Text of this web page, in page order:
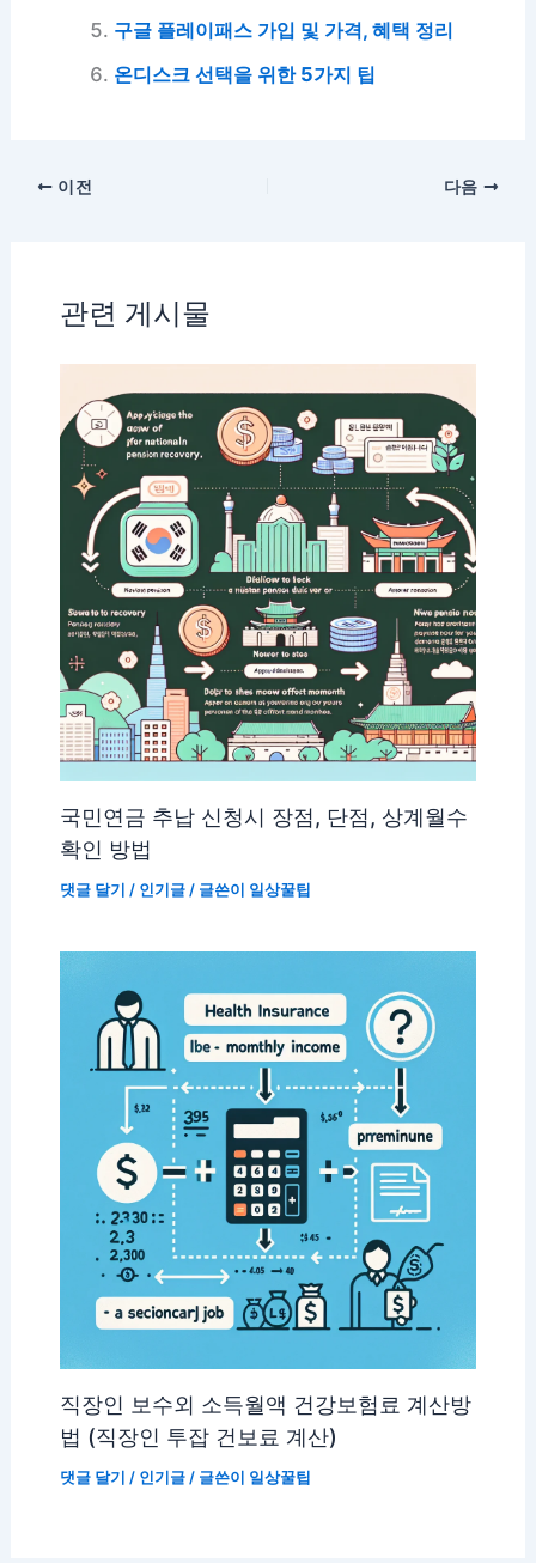
구글 플레이패스 가입 및 가격, 혜택 정리
온디스크 선택을 위한 5가지 팁
이전 다음
관련 게시물
국민연금 추납 신청시 장점, 단점, 상계월수
확인 방법
댓글 달기 / 인기글/ 글쓴이 일상꿀팁
직장인 보수외 소득월액 건강보험료 계산방
법 (직장인 투잡 건보료 계산)
댓글 달기 / 인기글/ 글쓴이 일상꿀팁